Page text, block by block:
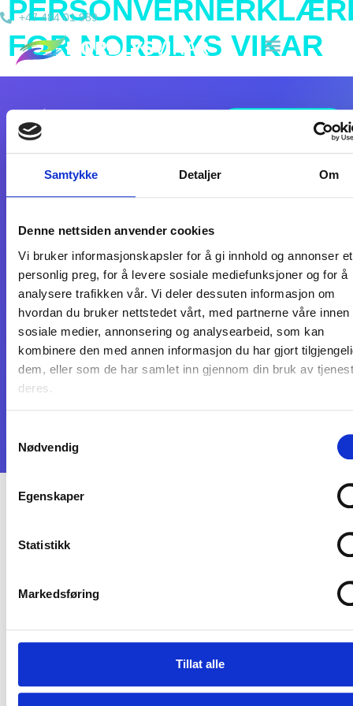
Samtykke Detaljer Om
Denne nettsiden anvender cookies
Vi bruker informasjonskapsler for å gi innhold og annonser et
personlig preg, for å levere sosiale mediefunksjoner og for å
analysere trafikken vår. Vi deler dessuten informasjon om
hvordan du bruker nettstedet vårt, med partnerne våre innen
sosiale medier, annonsering og analysearbeid, som kan
kombinere den med annen informasjon du har gjort
dem, eller som de har samlet inn gjennom din bruk av
deres.
Nødvendig
Egenskaper
Statistikk
Markedsføring
Tillat alle
+47 484 01 989
FOR NORDLYS VIKAR
NORDLYS VIKAR
gate 14
Orgnr: 929 578 945
+47 48 40 19 89
Personvernerklæring
Åpenhetsloven
SOSIALE